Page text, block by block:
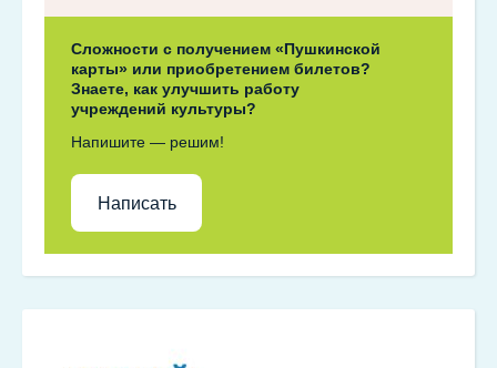
Сложности с получением «Пушкинской
карты» или приобретением билетов?
Знаете, как улучшить работу
учреждений культуры?
Напишите — решим!
Написать